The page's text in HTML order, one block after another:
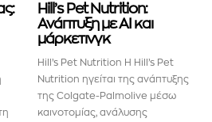
εξελίξεις της
τη διεύθυνση email σας
κλικ στο κουμπί εγγραφής
σεβόμαστε την ιδιωτικότητά σας
Hill’s Pet Nutrition:
Ανάπτυξη με AI και
μάρκετινγκ
Hill’s Pet Nutrition Η Hill’s Pet
Nutrition ηγείται της ανάπτυξης
της Colgate-Palmolive μέσω
καινοτομίας, ανάλυσης